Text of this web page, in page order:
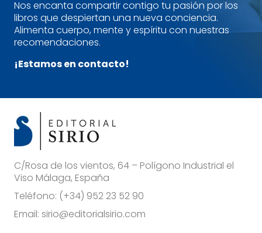
Nos encanta compartir contigo tu pasión por los
libros que despiertan una nueva conciencia.
Alimenta cuerpo, mente y espíritu con nuestras
recomendaciones.
¡Estamos en contacto!
C/Rosa de los vientos, 64 – Polígono Industrial el
Viso Málaga, España
Teléfono: (+34) 952 23 52 90
Email: sirio@editorialsirio.com